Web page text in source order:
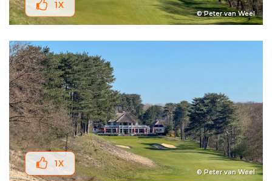
© Peter van Weel
1X
© Peter van Weel
1X